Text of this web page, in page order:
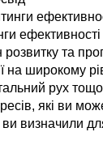
ефективності
та
на широкому
рух
які ви
ви визначили